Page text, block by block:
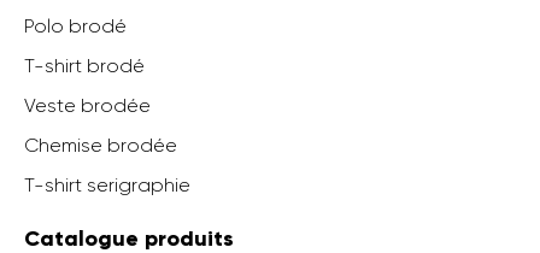
Polo brodé
T-shirt brodé
Veste brodée
Chemise brodée
T-shirt serigraphie
Catalogue produits